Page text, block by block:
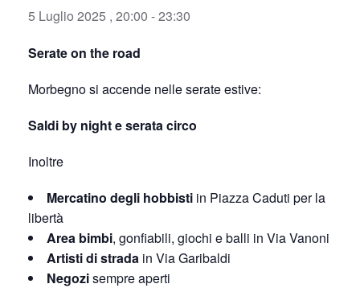
5 Luglio 2025 , 20:00 -23:30
Serate on the road
Morbegno si accende nelle serate estive:
Saldi by night e serata circo
Inoltre
Mercatino degli hobbisti in Piazza Caduti per la
libertà
Area bimbi, gonfiabili, giochi e balli in Via Vanoni
Artisti di strada in Via Garibaldi
Negozisempre aperti